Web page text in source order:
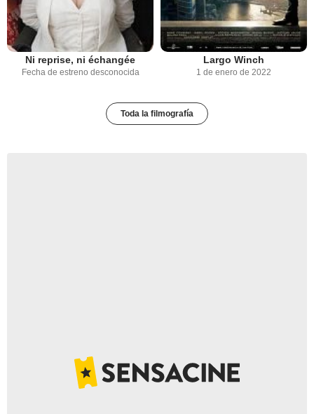
Ni reprise, ni échangée
Fecha de estreno desconocida
Largo Winch
1 de enero de 2022
Toda la filmografía